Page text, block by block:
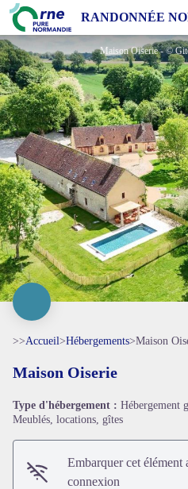
RANDONNÉE
Maison Oiserie
Maison Oiserie - ©
>>Accueil>Hébergements>Maison
Maison Oiserie
Type d'hébergement : Hébergement
Meublés, locations, gîtes
Embarquer cet
connexion